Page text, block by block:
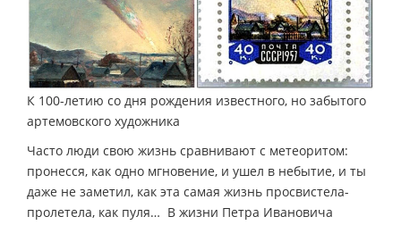
К 100-летию со дня рождения известного, но забытого
артемовского художника
Часто люди свою жизнь сравнивают с метеоритом:
пронесся, как одно мгновение, и ушел в небытие, и ты
даже не заметил, как эта самая жизнь просвистела-
пролетела, как пуля… В жизни Петра Ивановича